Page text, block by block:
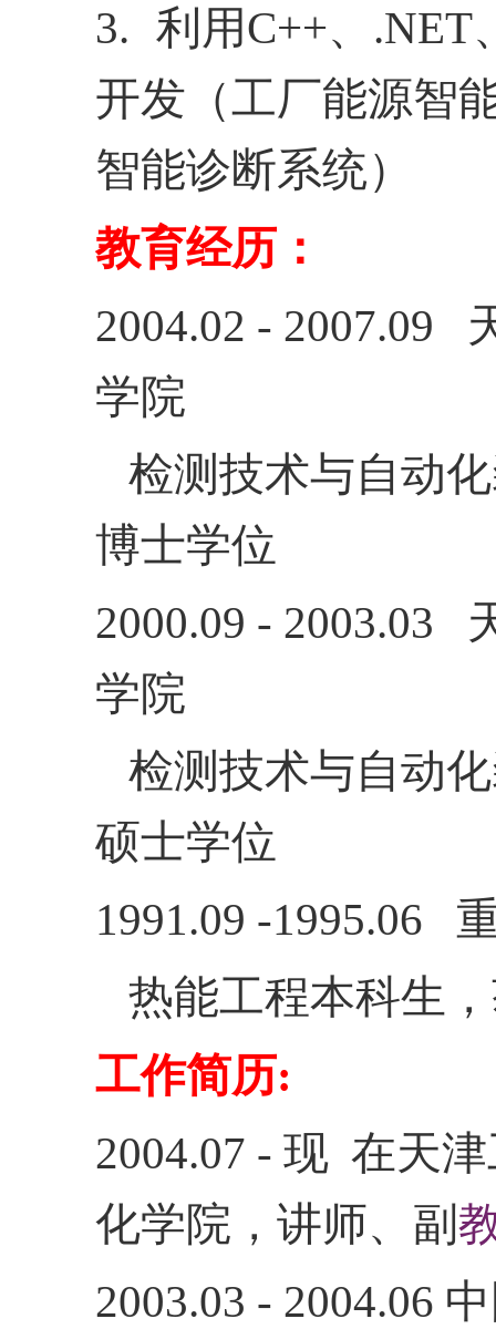
3. 利用C++、 .NET
开发（工厂能源智
智能诊断系统）
教育经历：
2004.02 - 2007.09
学院
检测技术与自动
博士学位
2000.09 - 2003.03
学院
检测技术与自动
硕士学位
1991.09 -1995.06
热能工程本科生
工作简历:
2004.07 - 现 在天
化学院，讲师、副
2003.03 - 2004.06